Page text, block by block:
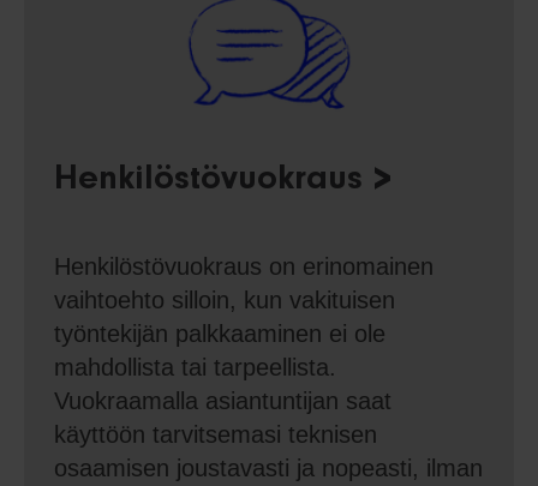
Henkilöstövuokraus
Henkilöstövuokraus on erinomainen
vaihtoehto silloin, kun vakituisen
työntekijän palkkaaminen ei ole
mahdollista tai tarpeellista.
Vuokraamalla asiantuntijan saat
käyttöön tarvitsemasi teknisen
osaamisen joustavasti ja nopeasti, ilman